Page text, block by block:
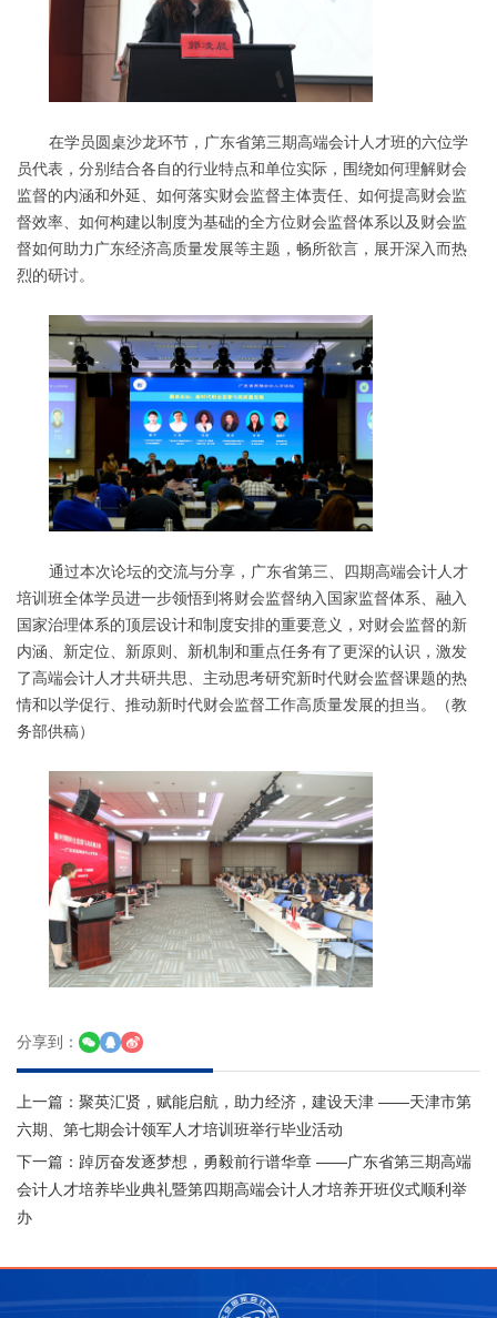
在学员圆桌沙龙环节，广东省第三期高端会计人才班的六位学
员代表，分别结合各自的行业特点和单位实际，围绕如何理解财会
监督的内涵和外延、如何落实财会监督主体责任、如何提高财会监
督效率、如何构建以制度为基础的全方位财会监督体系以及财会监
督如何助力广东经济高质量发展等主题，畅所欲言，展开深入而热
烈的研讨。
通过本次论坛的交流与分享，广东省第三、四期高端会计人才
培训班全体学员进一步领悟到将财会监督纳入国家监督体系、融入
国家治理体系的顶层设计和制度安排的重要意义，对财会监督的新
内涵、新定位、新原则、新机制和重点任务有了更深的认识，激发
了高端会计人才共研共思、主动思考研究新时代财会监督课题的热
情和以学促行、推动新时代财会监督工作高质量发展的担当。（教
务部供稿）
分享到：
上一篇： 聚英汇贤，赋能启航，助力经济，建设天津 ——天津市第
六期、第七期会计领军人才培训班举行毕业活动
下一篇： 踔厉奋发逐梦想，勇毅前行谱华章 ——广东省第三期高端
会计人才培养毕业典礼暨第四期高端会计人才培养开班仪式顺利举
办